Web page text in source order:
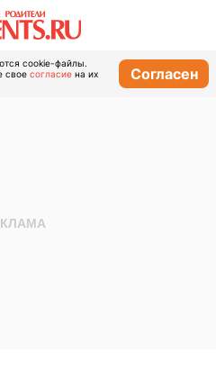
cookie-файлы.
свое согласие на их
Согласен